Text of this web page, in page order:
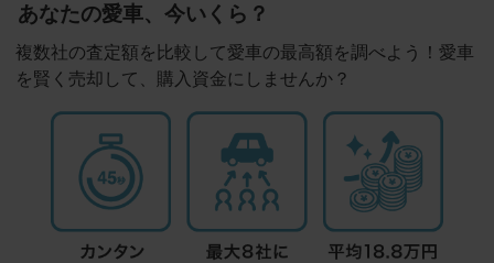
あなたの愛車、今いくら？
複数社の査定額を比較して愛車の最高額を調べよう！愛車
を賢く売却して、購入資金にしませんか？